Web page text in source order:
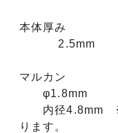
本体厚み
2.5mm
マルカン
φ1.8mm
内径4.8mm ※
ります。